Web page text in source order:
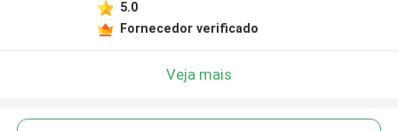
5.0
Fornecedor verificado
Veja mais